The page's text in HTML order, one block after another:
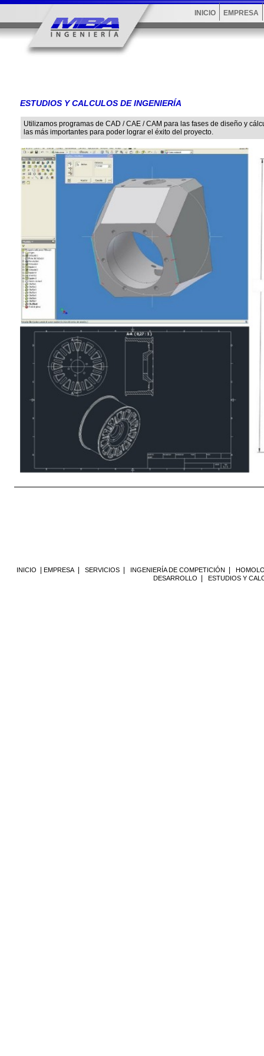
INICIO EMPRESA
ESTUDIOS Y CALCULOS DE INGENIERÍA
Utilizamos programas de CAD / CAE / CAM para las fases de diseño y
las más importantes para poder lograr el éxito del proyecto.
INICIO EMPRESA| SERVICIOS| INGENIERÍA DE COMPETICIÓN
DESARROLLO
ESTUDIOS Y